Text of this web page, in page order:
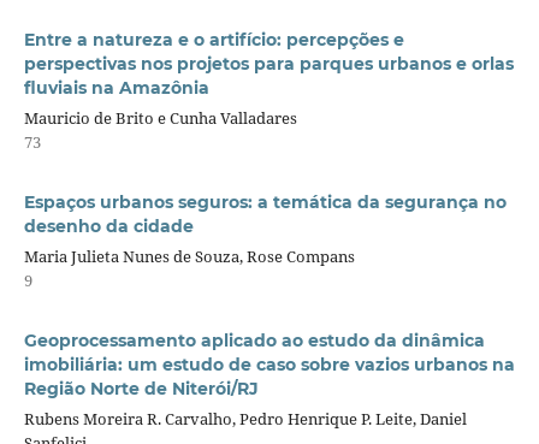
Entre a natureza e o artifício: percepções e
perspectivas nos projetos para parques urbanos e orlas
fluviais na Amazônia
Mauricio de Brito e Cunha Valladares
73
Espaços urbanos seguros: a temática da segurança no
desenho da cidade
Maria Julieta Nunes de Souza, Rose Compans
9
Geoprocessamento aplicado ao estudo da dinâmica
imobiliária: um estudo de caso sobre vazios urbanos na
Região Norte de Niterói/RJ
Rubens Moreira R. Carvalho, Pedro Henrique P. Leite, Daniel